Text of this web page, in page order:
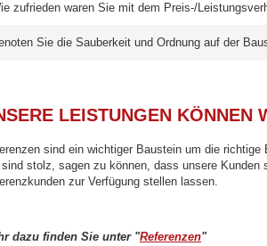
zufrieden waren Sie mit dem Preis-/
Sie die Sauberkeit und Ordnung auf der
LEISTUNGEN KÖNNEN
sind ein wichtiger Baustein um die
stolz, sagen zu können, dass unsere Kunden
zur Verfügung stellen lassen.
dazu finden Sie unter "Referenzen"